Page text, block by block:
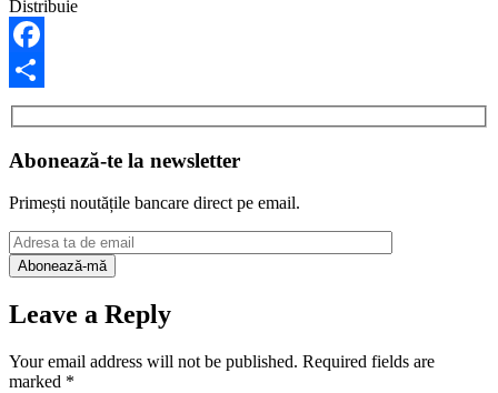
Distribuie
Facebook
Share
Abonează-te la newsletter
Primești noutățile bancare direct pe email.
Leave a Reply
Your email address will not be published. Required fields are
marked *